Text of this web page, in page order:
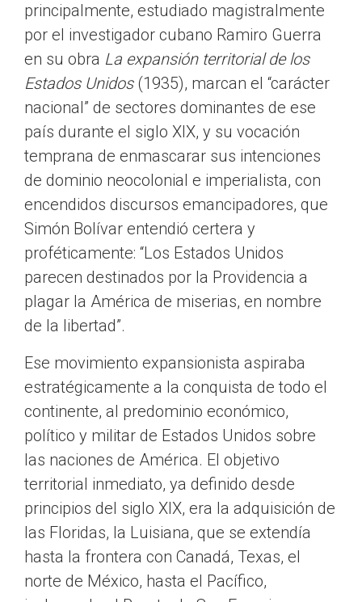
principalmente, estudiado magistralmente
por el investigador cubano Ramiro Guerra
en su obra La expansión territorial de los
Estados Unidos(1935), marcan el “carácter
nacional” de sectores dominantes de ese
país durante el siglo XIX, y su vocación
temprana de enmascarar sus intenciones
de dominio neocolonial e imperialista, con
encendidos discursos emancipadores, que
Simón Bolívar entendió certera y
proféticamente: “Los Estados Unidos
parecen destinados por la Providencia a
plagar la América de miserias, en nombre
de la libertad”.
Ese movimiento expansionista aspiraba
estratégicamente a la conquista de todo el
continente, al predominio económico,
político y militar de Estados Unidos sobre
las naciones de América. El objetivo
territorial inmediato, ya definido desde
principios del siglo XIX, era la adquisición de
las Floridas, la Luisiana, que se extendía
hasta la frontera con Canadá, Texas, el
norte de México, hasta el Pacífico,